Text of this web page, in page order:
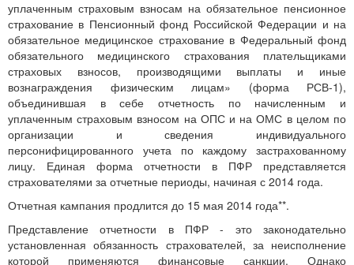
уплаченным страховым взносам на обязательное пенсионное
страхование в Пенсионный фонд Российской Федерации и на
обязательное медицинское страхование в Федеральный фонд
обязательного медицинского страхования плательщиками
страховых взносов, производящими выплаты и иные
вознаграждения физическим лицам» (форма РСВ-1),
объединившая в себе отчетность по начисленным и
уплаченным страховым взносом на ОПС и на ОМС в целом по
организации и сведения индивидуального
персонифицированного учета по каждому застрахованному
лицу. Единая форма отчетности в ПФР представляется
страхователями за отчетные периоды, начиная с 2014 года.
Отчетная кампания продлится до 15 мая 2014 года**.
Представление отчетности в ПФР - это законодательно
установленная обязанность страхователей, за неисполнение
которой применяются финансовые санкции. Однако